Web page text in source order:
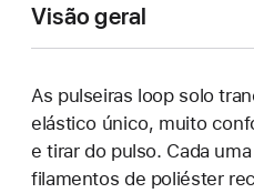
Visão geral
As pulseiras loop solo
elástico único, muito
e tirar do pulso. Cada
filamentos de poliéster